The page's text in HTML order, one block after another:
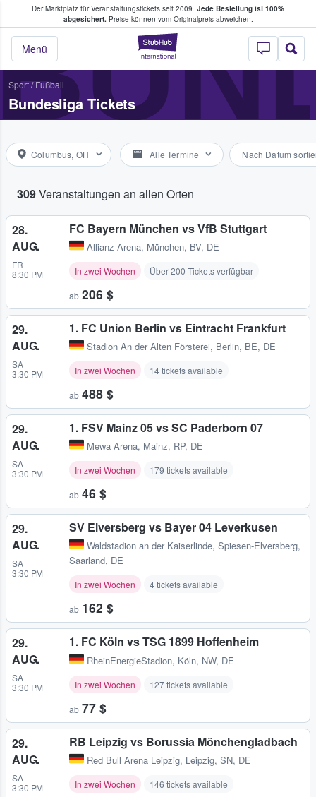
Der Marktplatz für Veranstaltungstickets seit 2009. Jede Bestellung ist 100%
abgesichert.Preise können vom Originalpreis abweichen.
StubHub - Wo
Menü
Tickets kaufen & verkaufen
Sport/Fußball
Bundesliga Tickets
Columbus, OH Alle Termine Nach Datum
309Veranstaltungen an allen Orten
28.
AUG.
FR
8:30 PM
FC Bayern München vs VfB Stuttgart
Allianz Arena, München, BV, DE
In zwei Wochen Über 200 Tickets verfügbar
ab 206 $
29.
AUG.
SA
3:30 PM
1. FC Union Berlin vs Eintracht Frankfurt
Stadion An der Alten Försterei, Berlin, BE, DE
In zwei Wochen 14 tickets available
ab 488 $
29.
AUG.
SA
3:30 PM
1. FSV Mainz 05 vs SC Paderborn 07
Mewa Arena, Mainz, RP, DE
In zwei Wochen 179 tickets available
ab 46 $
29.
AUG.
SA
3:30 PM
SV Elversberg vs Bayer 04 Leverkusen
Waldstadion an der Kaiserlinde, Spiesen-Elversberg,
Saarland, DE
In zwei Wochen 4 tickets available
ab 162 $
29.
AUG.
SA
3:30 PM
1. FC Köln vs TSG 1899 Hoffenheim
RheinEnergieStadion, Köln, NW, DE
In zwei Wochen 127 tickets available
ab 77 $
29.
AUG.
SA
3:30 PM
RB Leipzig vs Borussia Mönchengladbach
Red Bull Arena Leipzig, Leipzig, SN, DE
In zwei Wochen 146 tickets available